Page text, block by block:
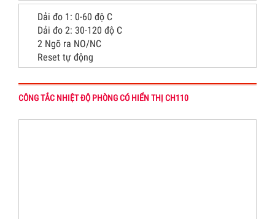
Dải đo 1: 0-60 độ C
Dải đo 2: 30-120 độ C
2 Ngõ ra NO/NC
Reset tự động
CÔNG TẮC NHIỆT ĐỘ PHÒNG CÓ HIỂN THỊ CH110